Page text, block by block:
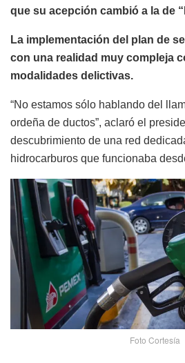
que su acepción cambió a la de
La implementación del plan de
con una realidad muy compleja
modalidades delictivas.
“No estamos sólo hablando del
ordeña de ductos”, aclaró el
descubrimiento de una red
hidrocarburos que funcionaba
Foto Cortesía